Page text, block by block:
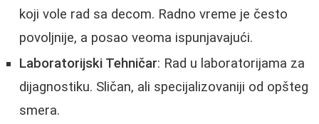
koji vole rad sa decom. Radno vreme je često
povoljnije, a posao veoma ispunjavajući.
Laboratorijski Tehničar: Rad u laboratorijama za
dijagnostiku. Sličan, ali specijalizovaniji od opšteg
smera.